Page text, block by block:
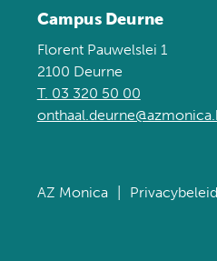
Campus Deurne
Florent Pauwelslei 1
2100 Deurne
T. 03 320 50 00
AZ Monica Privacybeleid